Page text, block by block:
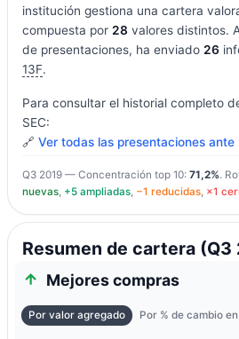
institución gestiona una cartera
compuesta por 28 valores distintos.
de presentaciones, ha enviado 26
13F.
Para consultar el historial completo
SEC:
🔗 Ver todas las presentaciones ante
Q3 2019 — Concentración top 10: 71,2%.
nuevas, +5 ampliadas, −1 reducidas, ×1
Resumen de cartera (Q3
Mejores compras
Por valor agregado Por % de cambio